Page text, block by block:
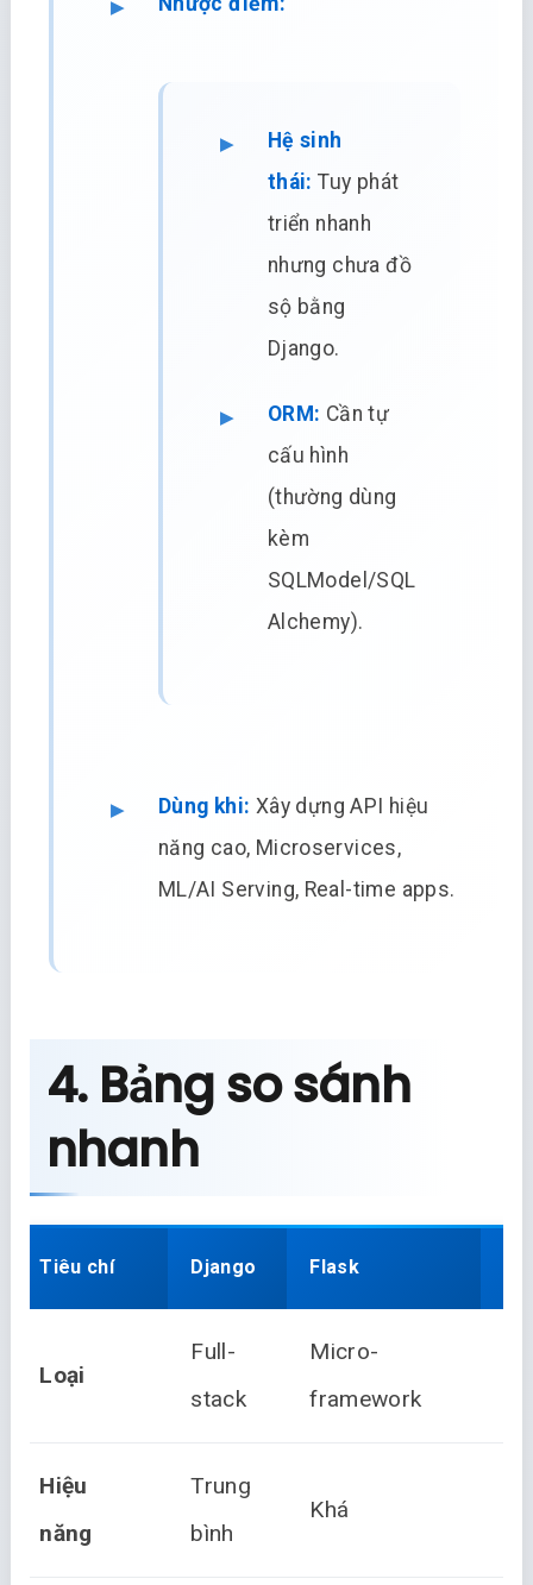
Hệ sinh
thái: Tuy phát
triển nhanh
nhưng chưa đồ
sộ bằng
Django.
ORM: Cần tự
cấu hình
(thường dùng
kèm
SQLModel/SQL
Alchemy).
Dùng khi: Xây dựng API hiệu
năng cao, Microservices,
ML/AI Serving, Real-time apps.
4. Bảng so sánh
nhanh
Tiêu chí Django Flask
Loại
Full-
stack
Micro-
framework
Hiệu
năng
Trung
bình
Khá